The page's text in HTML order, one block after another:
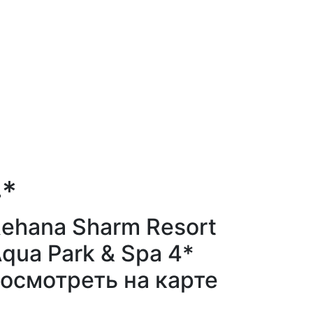
Sharm Resort
Park & Spa 4*
на карте